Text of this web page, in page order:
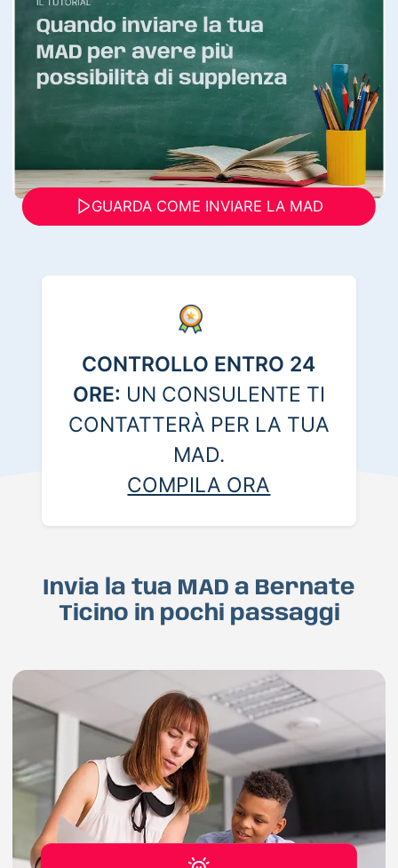
GUARDA COME INVIARE LA MAD
CONTROLLO ENTRO 24
ORE: UN CONSULENTE TI
CONTATTERÀ PER LA TUA
MAD.
COMPILA ORA
Invia la tua MAD a Bernate
Ticino in pochi passaggi